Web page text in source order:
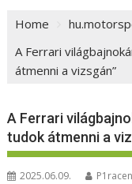
Home
A Ferrari
átmenni a vizsgán”
A Ferrari
tudok átmenni a
2025.06.09.